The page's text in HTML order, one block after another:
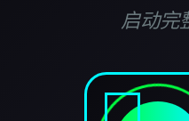
启动完